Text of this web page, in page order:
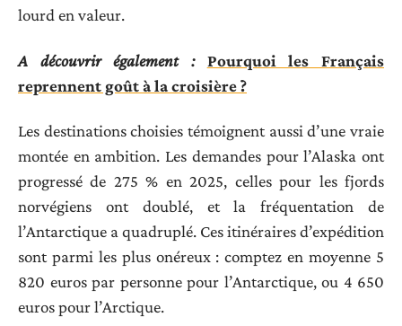
lourd en valeur.
A découvrir également :
Pourquoi les Français
reprennent goût à la croisière ?
Les destinations choisies témoignent aussi d’une vraie
montée en ambition. Les demandes pour l’Alaska ont
progressé de 275 % en 2025, celles pour les fjords
norvégiens ont doublé, et la fréquentation de
l’Antarctique a quadruplé. Ces itinéraires d’expédition
sont parmi les plus onéreux : comptez en moyenne 5
820 euros par personne pour l’Antarctique, ou 4 650
euros pour l’Arctique.